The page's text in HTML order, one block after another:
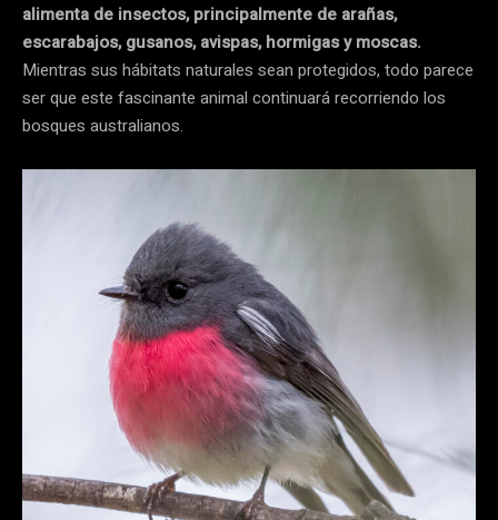
alimenta de insectos, principalmente de arañas,
escarabajos, gusanos, avispas, hormigas y moscas.
Mientras sus hábitats naturales sean protegidos, todo parece
ser que este fascinante animal continuará recorriendo los
bosques australianos.